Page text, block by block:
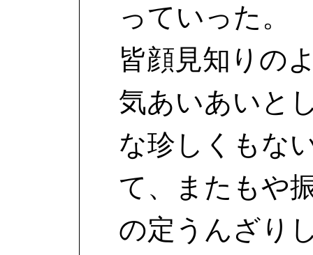
っていった。
皆顔見知りの
気あいあいと
な珍しくもな
て、またもや
の定うんざり